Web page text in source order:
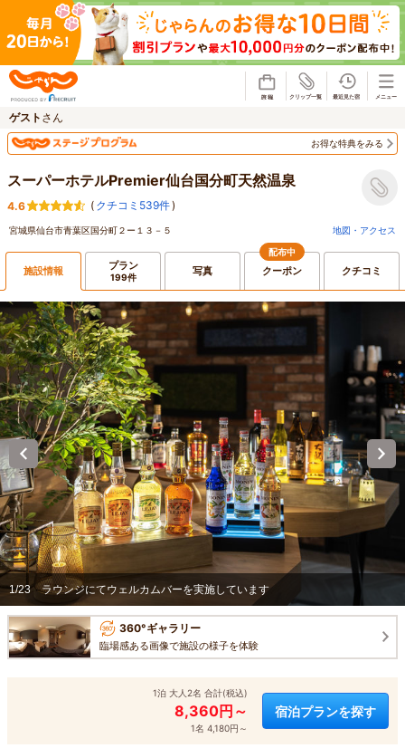
ゲスト さん
お得な特典をみる
スーパーホテルPremier仙台国分町天然温泉
4.6 ( クチコミ539件)
宮城県仙台市青葉区国分町２ー１３－５ 地図・アクセス
施設情報 プラン
199件 写真
配布中
クーポン クチコミ
1/23 ラウンジにてウェルカムバーを実施しています
360°ギャラリー
臨場感ある画像で施設の様子を体験
1泊 大人2名 合計(税込)
8,360円～
1名 4,180円～
宿泊プランを探す